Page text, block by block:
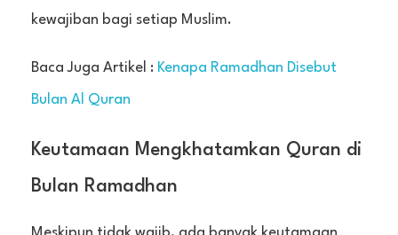
kewajiban bagi setiap Muslim.
Baca Juga Artikel : Kenapa Ramadhan Disebut
Bulan Al Quran
Keutamaan Mengkhatamkan Quran di
Bulan Ramadhan